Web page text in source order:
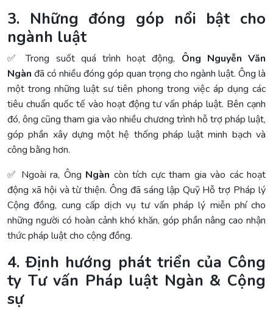
3. Những đóng góp nổi bật cho
ngành luật
✅ Trong suốt quá trình hoạt động, Ông Nguyễn Văn
Ngàn đã có nhiều đóng góp quan trọng cho ngành luật. Ông là
một trong những luật sư tiên phong trong việc áp dụng các
tiêu chuẩn quốc tế vào hoạt động tư vấn pháp luật. Bên cạnh
đó, ông cũng tham gia vào nhiều chương trình hỗ trợ pháp luật,
góp phần xây dựng một hệ thống pháp luật minh bạch và
công bằng hơn.
✅ Ngoài ra, Ông Ngàn còn tích cực tham gia vào các hoạt
động xã hội và từ thiện. Ông đã sáng lập Quỹ Hỗ trợ Pháp lý
Cộng đồng, cung cấp dịch vụ tư vấn pháp lý miễn phí cho
những người có hoàn cảnh khó khăn, góp phần nâng cao nhận
thức pháp luật cho cộng đồng.
4. Định hướng phát triển của Công
ty Tư vấn Pháp luật Ngàn & Cộng
sự